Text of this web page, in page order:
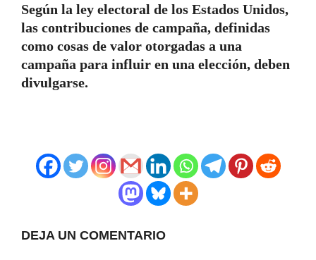
Según la ley electoral de los Estados Unidos,
las contribuciones de campaña, definidas
como cosas de valor otorgadas a una
campaña para influir en una elección, deben
divulgarse.
DEJA UN COMENTARIO